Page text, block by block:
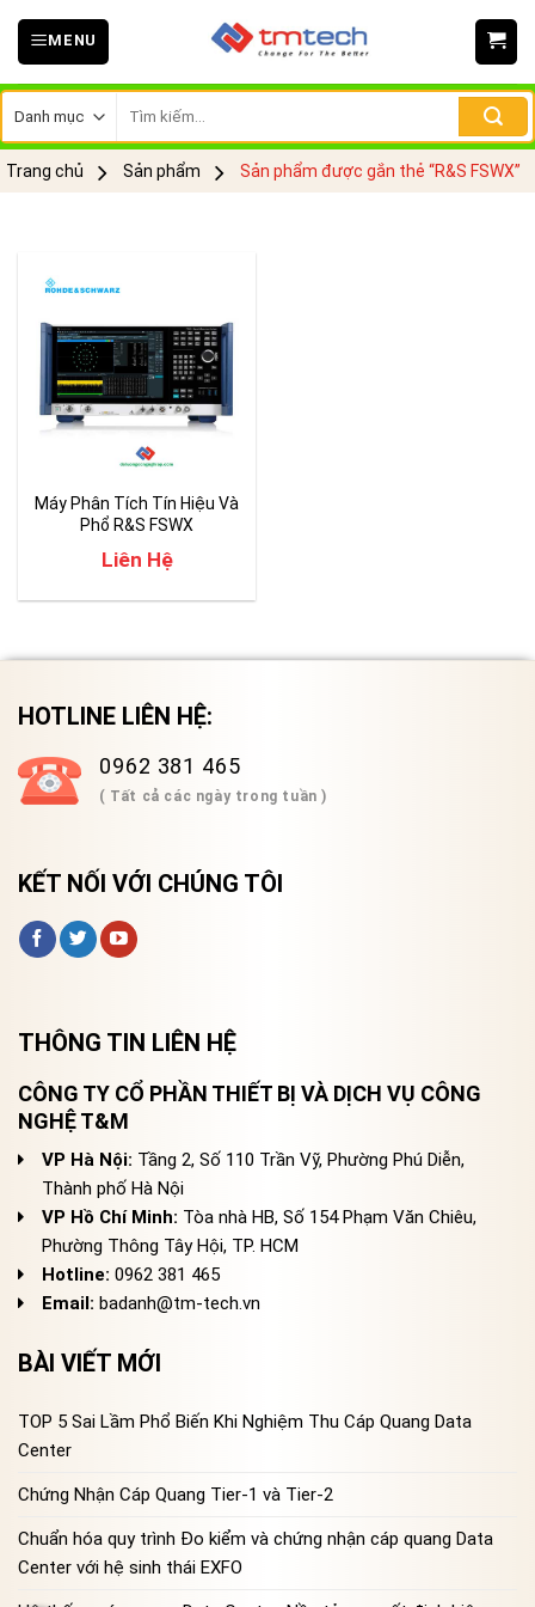
Skip
MENU
kiếm:
Trang chủ Sản phẩm Sản phẩm được gắn thẻ “R&S FSWX”
Máy Phân Tích Tín Hiệu Và
Phổ R&S FSWX
Liên Hệ
HOTLINE LIÊN HỆ:
0962 381 465
( Tất cả các ngày trong tuần )
KẾT NỐI VỚI CHÚNG TÔI
THÔNG TIN LIÊN HỆ
CÔNG TY CỔ PHẦN THIẾT BỊ VÀ DỊCH VỤ CÔNG
NGHỆ T&M
VP Hà Nội: Tầng 2, Số 110 Trần Vỹ, Phường Phú Diễn,
Thành phố Hà Nội
VP Hồ Chí Minh: Tòa nhà HB, Số 154 Phạm Văn Chiêu,
Phường Thông Tây Hội, TP. HCM
Hotline: 0962 381 465
Email: badanh@tm-tech.vn
BÀI VIẾT MỚI
TOP 5 Sai Lầm Phổ Biến Khi Nghiệm Thu Cáp Quang Data
Center
Chứng Nhận Cáp Quang Tier-1 và Tier-2
Chuẩn hóa quy trình Đo kiểm và chứng nhận cáp quang Data
Center với hệ sinh thái EXFO